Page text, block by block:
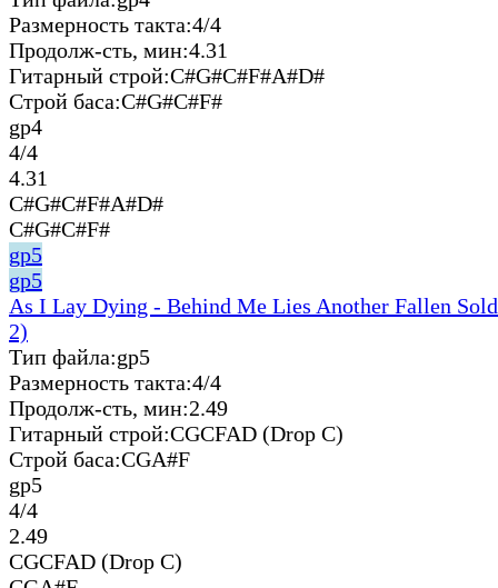
Размерность такта:4/4
Продолж-сть, мин:4.31
Гитарный строй:C#G#C#F#A#D#
Строй баса:C#G#C#F#
gp4
4/4
4.31
C#G#C#F#A#D#
C#G#C#F#
gp5
gp5
As I Lay Dying - Behind Me Lies Another Fallen
2)
Тип файла:gp5
Размерность такта:4/4
Продолж-сть, мин:2.49
Гитарный строй:CGCFAD (Drop C)
Строй баса:CGA#F
gp5
4/4
2.49
CGCFAD (Drop C)